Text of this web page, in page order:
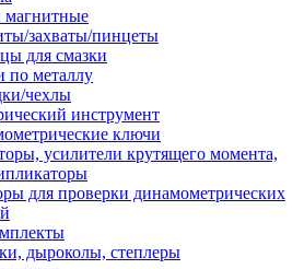
магнитные
захваты/пинцеты
для смазки
по металлу
чехлы
инструмент
ключи
усилители крутящего момента,
для проверки динамометрических
дыроколы, степлеры